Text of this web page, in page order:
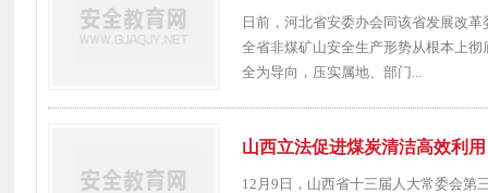
日前，河北省安委办会同该省发展改
全省非煤矿山安全生产形势从根本上
全为导向，压实属地、部门...
山西立法促进煤炭清洁高效利用
12月9日，山西省十三届人大常委会第